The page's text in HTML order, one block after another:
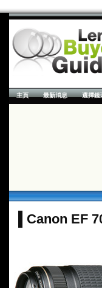
主頁 最新消息 選擇鏡
Canon EF